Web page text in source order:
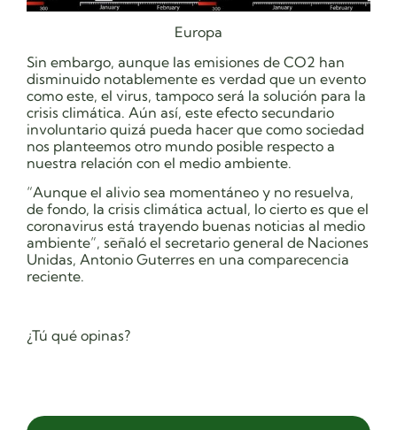
Europa
Sin embargo, aunque las emisiones de CO2 han
disminuido notablemente es verdad que un evento
como este, el virus, tampoco será la solución para la
crisis climática. Aún así, este efecto secundario
involuntario quizá pueda hacer que como sociedad
nos planteemos otro mundo posible respecto a
nuestra relación con el medio ambiente.
“Aunque el alivio sea momentáneo y no resuelva,
de fondo, la crisis climática actual, lo cierto es que el
coronavirus está trayendo buenas noticias al medio
ambiente”, señaló el secretario general de Naciones
Unidas, Antonio Guterres en una comparecencia
reciente.
¿Tú qué opinas?